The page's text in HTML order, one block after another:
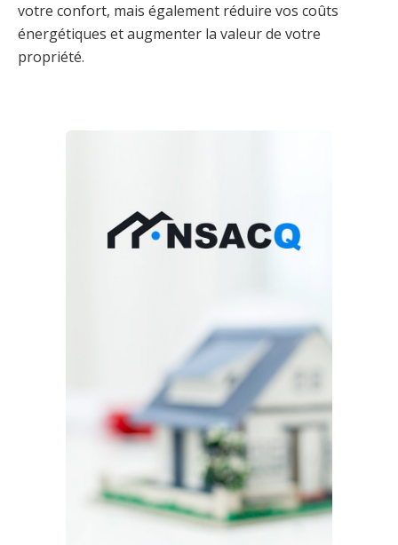
votre confort, mais également réduire vos coûts
énergétiques et augmenter la valeur de votre
propriété.